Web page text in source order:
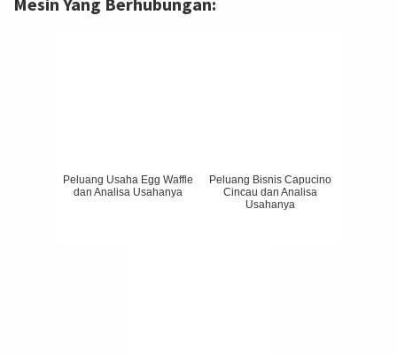
Peluang Usaha Egg Waffle
dan Analisa Usahanya
Peluang Bisnis Capucino
Cincau dan Analisa
Usahanya